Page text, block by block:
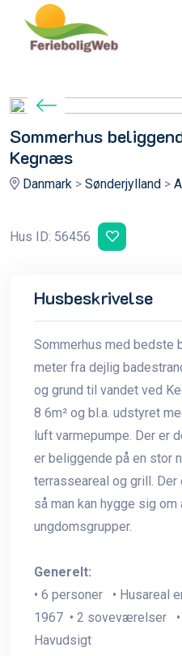
Sommerhus
Kegnæs
Danmark > Sønderjylland >
Hus ID: 56456
Husbeskrivelse
Sommerhus med bedste
meter fra dejlig
og grund til vandet ved
8 6m² og bl.a. udstyret
luft varmepumpe. Der er
er beliggende på en stor
terrasseareal og grill.
så man kan hygge sig
ungdomsgrupper.
Generelt:
• 6 personer • Husareal
1967 • 2 soveværelser •
Havudsigt